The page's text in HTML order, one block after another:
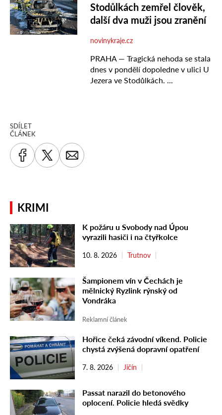
SDÍLET
ČLÁNEK
KRIMI
K požáru u Svobody nad Úpou
vyrazili hasiči i na čtyřkolce
10. 8. 2026 Trutnov
Šampionem vín v Čechách je
mělnický Ryzlink rýnský od
Vondráka
Reklamní článek
Hořice čeká závodní víkend. Policie
chystá zvýšená dopravní opatření
7. 8. 2026 Jičín
Passat narazil do betonového
oplocení. Policie hledá svědky